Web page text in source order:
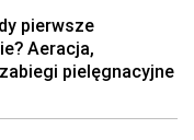
pierwsze
Aeracja,
pielęgnacyjne